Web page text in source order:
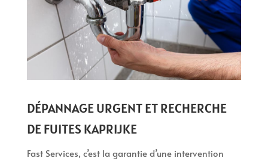
DÉPANNAGE URGENT ET RECHERCHE
DE FUITES KAPRIJKE
Fast Services, c’est la garantie d’une intervention